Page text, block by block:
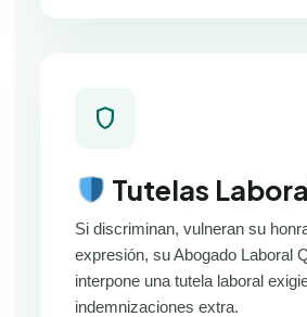
shield
Tutelas
Si discriminan, vulneran su
expresión, su Abogado Laboral
interpone una tutela laboral
indemnizaciones extra.